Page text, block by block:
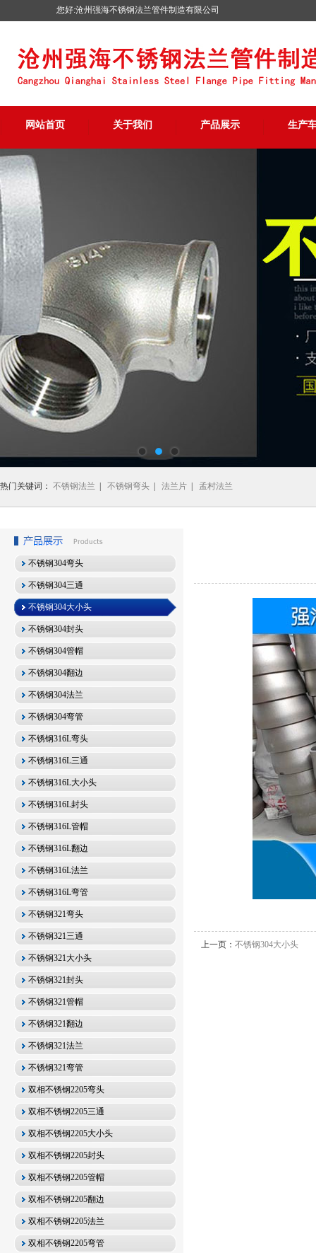
您好:沧州强海不锈钢法兰管件制造有限公司
网站首页 关于我们 产品展示 生产
热门关键词： 不锈钢法兰 不锈钢弯头 法兰片 孟村法兰
不锈钢304弯头
不锈钢304三通
不锈钢304大小头
不锈钢304封头
不锈钢304管帽
不锈钢304翻边
不锈钢304法兰
不锈钢304弯管
不锈钢316L弯头
不锈钢316L三通
不锈钢316L大小头
不锈钢316L封头
不锈钢316L管帽
不锈钢316L翻边
不锈钢316L法兰
不锈钢316L弯管
不锈钢321弯头
不锈钢321三通
不锈钢321大小头
不锈钢321封头
不锈钢321管帽
不锈钢321翻边
不锈钢321法兰
不锈钢321弯管
双相不锈钢2205弯头
双相不锈钢2205三通
双相不锈钢2205大小头
双相不锈钢2205封头
双相不锈钢2205管帽
双相不锈钢2205翻边
双相不锈钢2205法兰
双相不锈钢2205弯管
上一页： 不锈钢304大小头